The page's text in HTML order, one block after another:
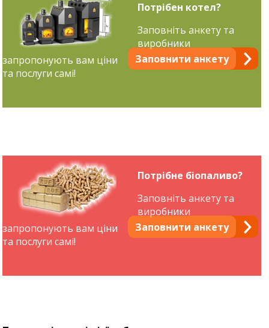
Потрібен котел?
Заповнити анкету
Заповніть анкету та
виробники
запропонують вам ціни
та послуги самі!
Потрібне біопаливо?
Заповнити анкету
Заповніть анкету та
виробники
запропонують вам ціни
та послуги самі!